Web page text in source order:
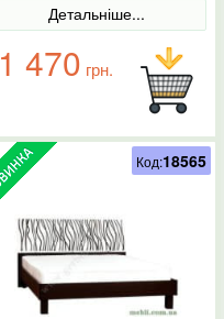
Детальніше...
1 470 грн.
Код:18565